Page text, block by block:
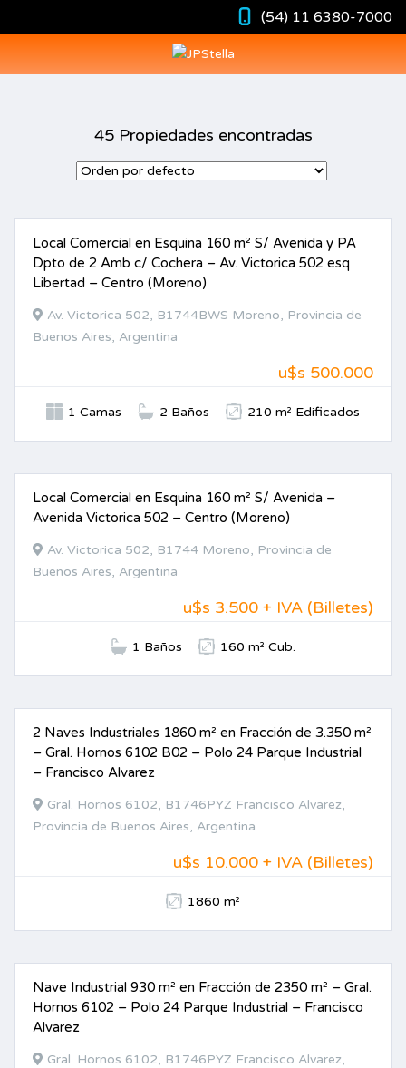
(54) 11 6380-7000
45 Propiedades encontradas
Local Comercial en Esquina 160 m² S/ Avenida y PA
Dpto de 2 Amb c/ Cochera – Av. Victorica 502 esq
Libertad – Centro (Moreno)
Av. Victorica 502, B1744BWS Moreno, Provincia de
Buenos Aires, Argentina
u$s 500.000
1 Camas 2 Baños 210 m² Edificados
Local Comercial en Esquina 160 m² S/ Avenida –
Avenida Victorica 502 – Centro (Moreno)
Av. Victorica 502, B1744 Moreno, Provincia de
Buenos Aires, Argentina
u$s 3.500 + IVA (Billetes)
1 Baños 160 m² Cub.
2 Naves Industriales 1860 m² en Fracción de 3.350 m²
– Gral. Hornos 6102 B02 – Polo 24 Parque Industrial
– Francisco Alvarez
Gral. Hornos 6102, B1746PYZ Francisco Alvarez,
Provincia de Buenos Aires, Argentina
u$s 10.000 + IVA (Billetes)
1860 m²
Nave Industrial 930 m² en Fracción de 2350 m² – Gral.
Hornos 6102 – Polo 24 Parque Industrial – Francisco
Alvarez
Gral. Hornos 6102, B1746PYZ Francisco Alvarez,